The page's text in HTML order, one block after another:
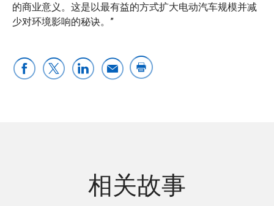
的商业意义。这是以最有益的方式扩大电动汽车规模并减
少对环境影响的秘诀。”
相关故事